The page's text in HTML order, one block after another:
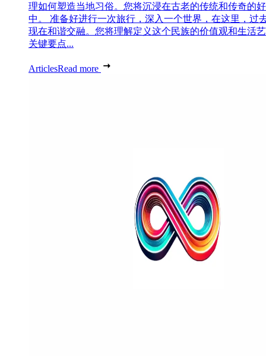
理如何塑造当地习俗。您将沉浸在古老的传统和传奇的
中。 准备好进行一次旅行，深入一个世界，在这里，过
现在和谐交融。您将理解定义这个民族的价值观和生活
关键要点...
ArticlesRead more